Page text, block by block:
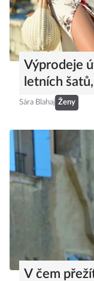
Výprodeje
letních
Sára Blahaj Ženy
V čem